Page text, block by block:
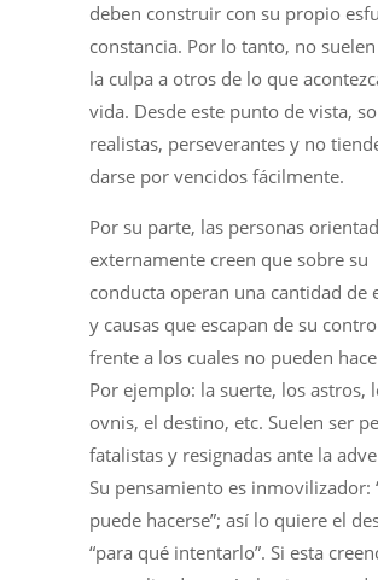
deben construir con su propio
constancia. Por lo tanto, no
la culpa a otros de lo que
vida. Desde este punto de vista,
realistas, perseverantes y no
darse por vencidos fácilmente.
Por su parte, las personas
externamente creen que sobre su
conducta operan una cantidad de
y causas que escapan de su
frente a los cuales no pueden
Por ejemplo: la suerte, los astros,
ovnis, el destino, etc. Suelen ser
fatalistas y resignadas ante la
Su pensamiento es inmovilizador:
puede hacerse”; así lo quiere el
“para qué intentarlo”. Si esta